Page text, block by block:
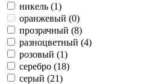
никель (1)
оранжевый (0)
прозрачный (8)
разноцветный (4)
розовый (1)
серебро (18)
серый (21)